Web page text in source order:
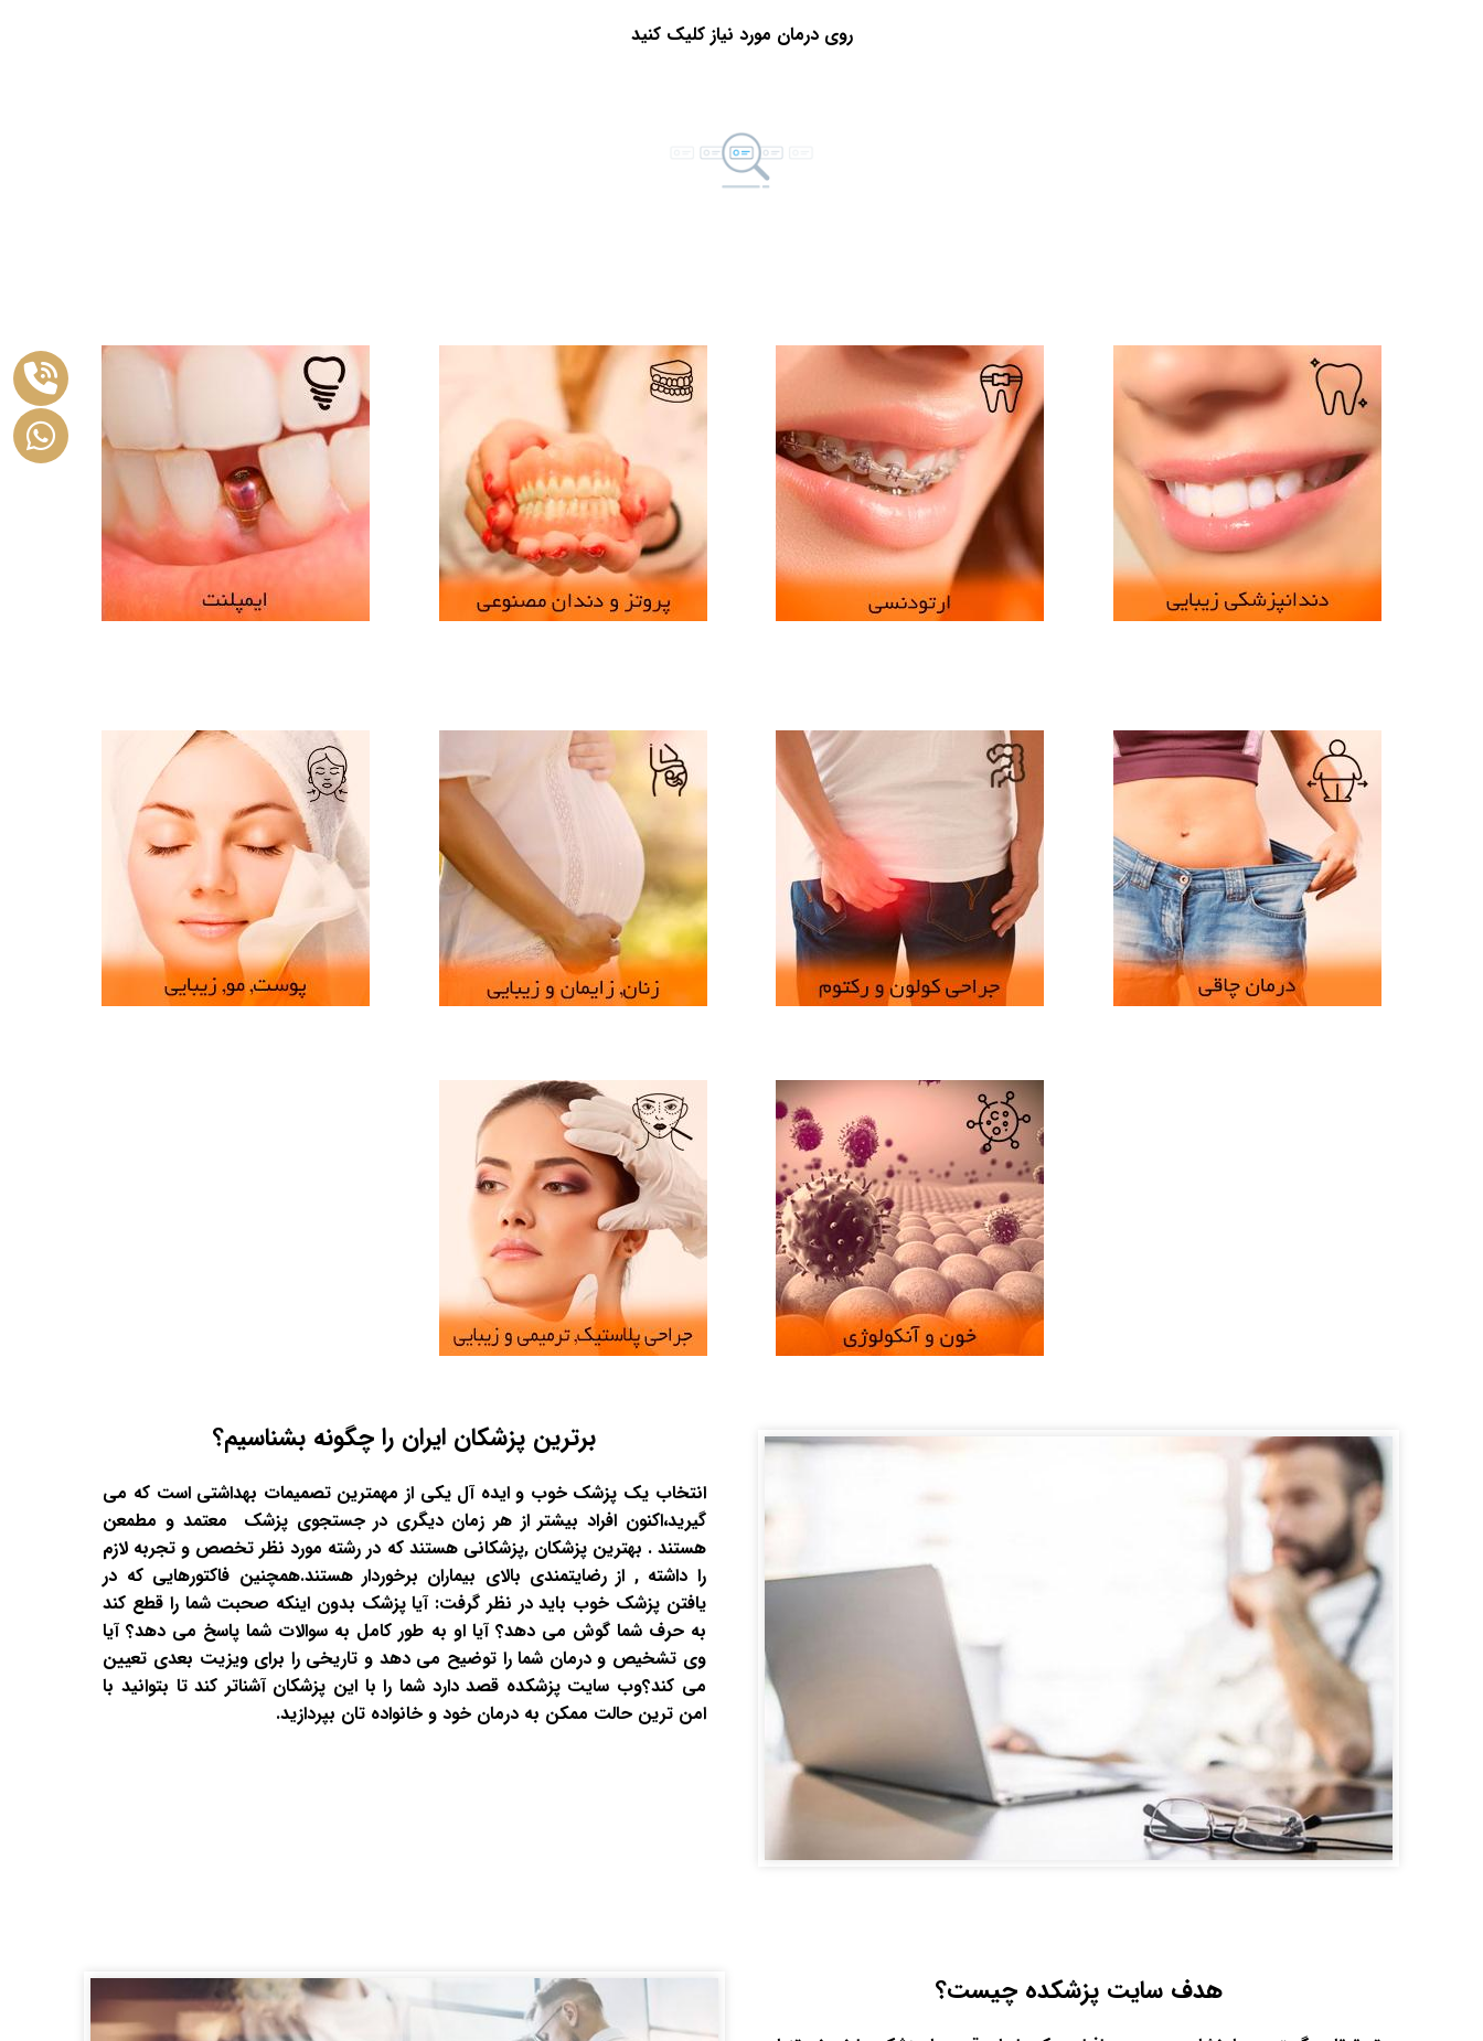
روی درمان مورد نیاز کلیک کنید
برترین پزشکان ایران را چگونه بشناسیم؟
انتخاب یک پزشک خوب و ایده آل یکی از مهمترین تصمیمات بهداشتی است که می
گیرید،اکنون افراد بیشتر از هر زمان دیگری در جستجوی پزشک معتمد و مطمعن
هستند . بهترین پزشکان ,پزشکانی هستند که در رشته مورد نظر تخصص و تجربه لازم
را داشته , از رضایتمندی بالای بیماران برخوردار هستند.همچنین فاکتورهایی که در
یافتن پزشک خوب باید در نظر گرفت: آیا پزشک بدون اینکه صحبت شما را قطع کند
به حرف شما گوش می دهد؟ آیا او به طور کامل به سوالات شما پاسخ می دهد؟ آیا
وی تشخیص و درمان شما را توضیح می دهد و تاریخی را برای ویزیت بعدی تعیین
می کند؟وب سایت پزشکده قصد دارد شما را با این پزشکان آشناتر کند تا بتوانید با
امن ترین حالت ممکن به درمان خود و خانواده تان بپردازید.
هدف سایت پزشکده چیست؟